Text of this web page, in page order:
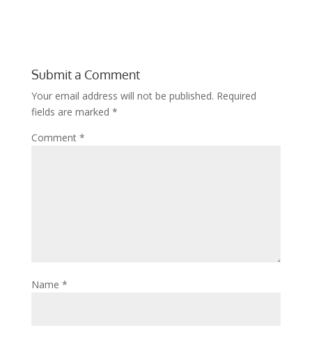
Submit a Comment
Your email address will not be published. Required
fields are marked *
Comment *
Name *